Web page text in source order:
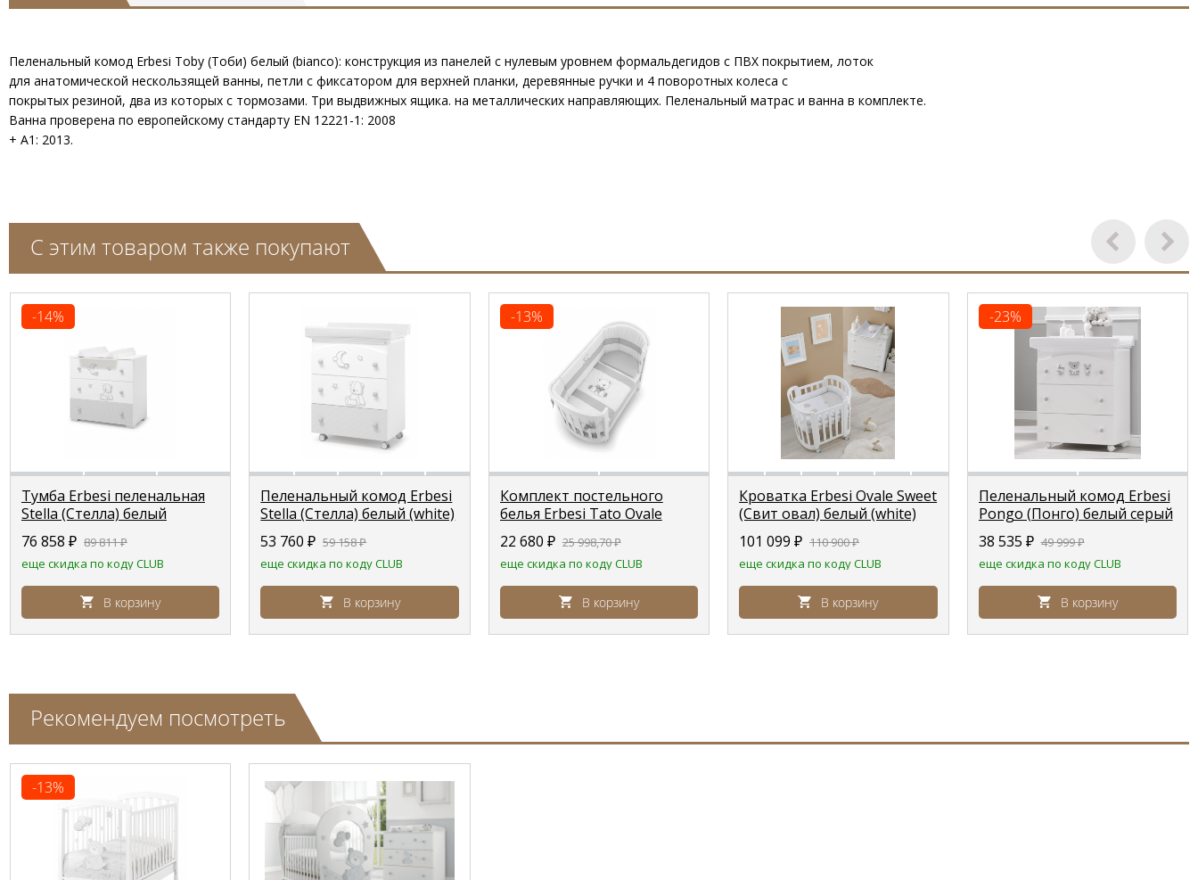
Пеленальный комод Erbesi Toby (Тоби) белый (bianco): конструкция из панелей с нулевым уровнем формальдегидов с ПВХ покрытием, лоток
для анатомической нескользящей ванны, петли с фиксатором для верхней планки, деревянные ручки и 4 поворотных колеса с
покрытых резиной, два из которых с тормозами. Три выдвижных ящика. на металлических направляющих. Пеленальный матрас и ванна в комплекте.
Ванна проверена по европейскому стандарту EN 12221-1: 2008
+ A1: 2013.
С этим товаром также покупают
-14%
Тумба Erbesi пеленальная
Stella (Стелла) белый
76 858 ₽ 89 811₽
еще скидка по коду CLUB
В корзину
Пеленальный комод Erbesi
Stella (Стелла) белый (white)
53 760₽ 59 158₽
еще скидка по коду CLUB
В корзину
-13%
Комплект постельного
белья Erbesi Tato Ovale
(Тато) белый, серый
(White/Grigio) для овальной
кроватки
22 680 ₽ 25 998,70₽
еще скидка по коду CLUB
В корзину
Кроватка Erbesi Ovale Sweet
(Свит овал) белый (white)
101 099₽ 110 900₽
еще скидка по коду CLUB
В корзину
-23%
Пеленальный комод Erbesi
Pongo (Понго) белый серый
(bianco grigio)
38 535 ₽ 49 999₽
еще скидка по коду CLUB
В корзину
Рекомендуем посмотреть
-13%